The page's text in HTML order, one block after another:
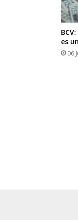
es
06